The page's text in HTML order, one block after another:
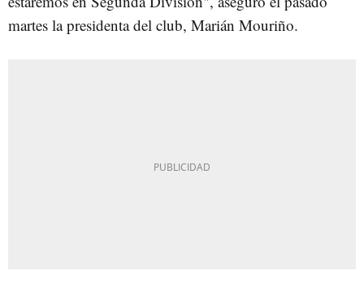
martes la presidenta del club, Marián Mouriño.